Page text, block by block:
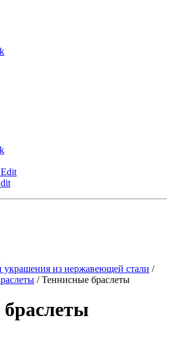
украшения из нержавеющей стали /
/Теннисные браслеты